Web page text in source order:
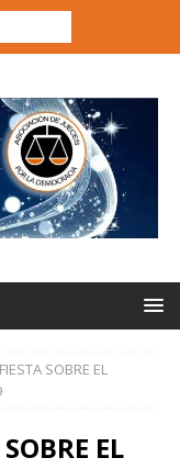
SOBRE EL
EL